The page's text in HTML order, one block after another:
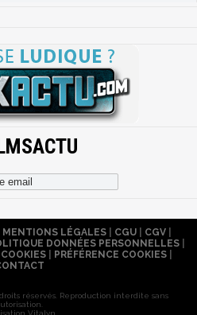
MENTIONS LÉGALES| CGU| CGV|
DONNÉES PERSONNELLES
COOKIES
PRÉFÉRENCE COOKIES
droits réservés. Reproduction interdite sans
Vitalyn